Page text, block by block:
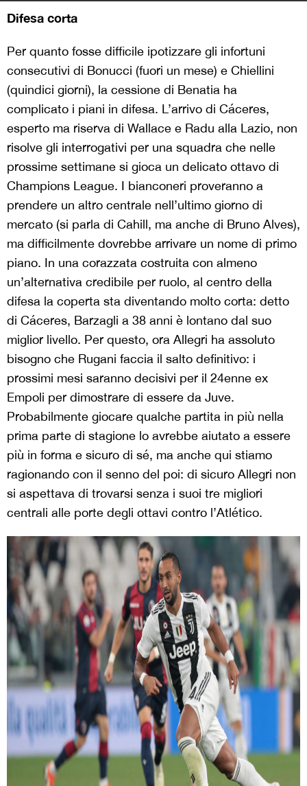
Difesa corta
Per quanto fosse difficile ipotizzare gli infortuni
consecutivi di Bonucci (fuori un mese) e Chiellini
(quindici giorni), la cessione di Benatia ha
complicato i piani in difesa. L’arrivo di Cáceres,
esperto ma riserva di Wallace e Radu alla Lazio, non
risolve gli interrogativi per una squadra che nelle
prossime settimane si gioca un delicato ottavo di
Champions League. I bianconeri proveranno a
prendere un altro centrale nell’ultimo giorno di
mercato (si parla di Cahill, ma anche di Bruno Alves),
ma difficilmente dovrebbe arrivare un nome di primo
piano. In una corazzata costruita con almeno
un’alternativa credibile per ruolo, al centro della
difesa la coperta sta diventando molto corta: detto
di Cáceres, Barzagli a 38 anni è lontano dal suo
miglior livello. Per questo, ora Allegri ha assoluto
bisogno che Rugani faccia il salto definitivo: i
prossimi mesi saranno decisivi per il 24enne ex
Empoli per dimostrare di essere da Juve.
Probabilmente giocare qualche partita in più nella
prima parte di stagione lo avrebbe aiutato a essere
più in forma e sicuro di sé, ma anche qui stiamo
ragionando con il senno del poi: di sicuro Allegri non
si aspettava di trovarsi senza i suoi tre migliori
centrali alle porte degli ottavi contro l’Atlético.